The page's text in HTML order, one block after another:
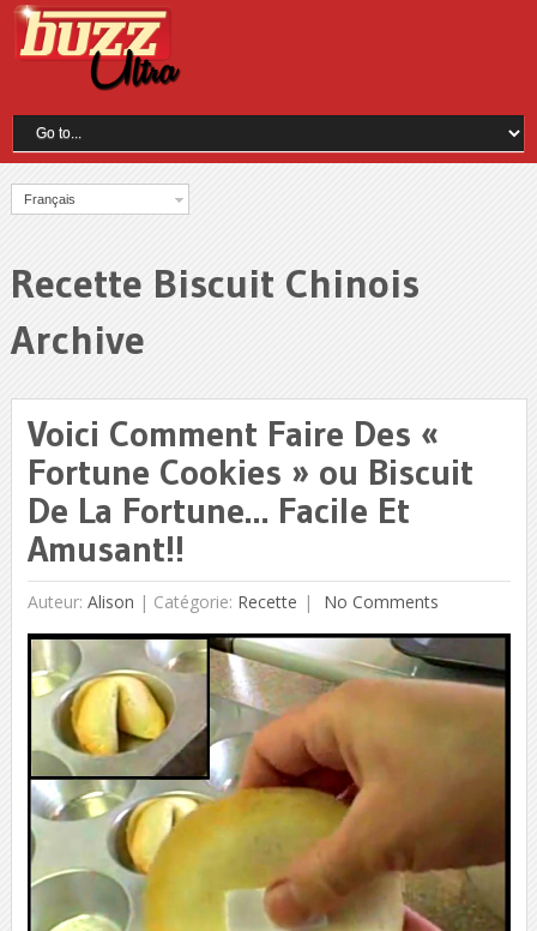
Français
Recette Biscuit Chinois
Archive
Voici Comment Faire Des «
Fortune Cookies » ou Biscuit
De La Fortune… Facile Et
Amusant!!
Auteur: Alison | Catégorie: Recette No Comments